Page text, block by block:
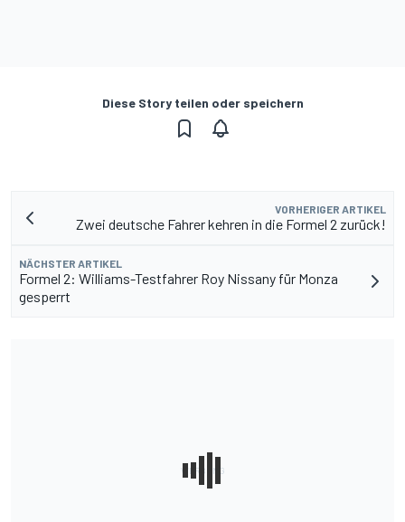
Diese Story teilen oder speichern
VORHERIGER ARTIKEL
Zwei deutsche Fahrer kehren in die Formel 2 zurück!
NÄCHSTER ARTIKEL
Formel 2: Williams-Testfahrer Roy Nissany für Monza
gesperrt